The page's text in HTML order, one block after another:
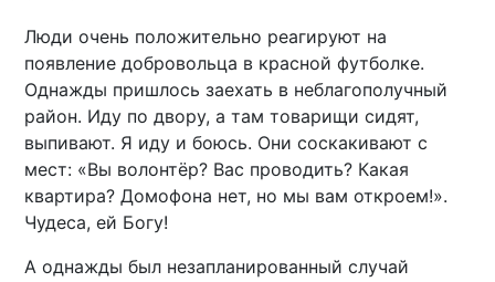
Люди очень положительно реагируют на
появление добровольца в красной футболке.
Однажды пришлось заехать в неблагополучный
район. Иду по двору, а там товарищи сидят,
выпивают. Я иду и боюсь. Они соскакивают с
мест: «Вы волонтёр? Вас проводить? Какая
квартира? Домофона нет, но мы вам откроем!».
Чудеса, ей Богу!
А однажды был незапланированный случай